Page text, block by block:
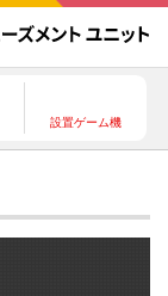
設置ゲーム機